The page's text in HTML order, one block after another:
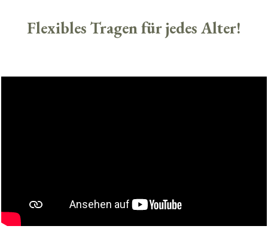
Flexibles Tragen für jedes Alter!